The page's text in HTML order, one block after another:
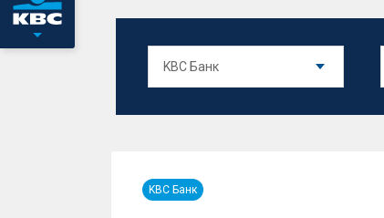
KBC Банк